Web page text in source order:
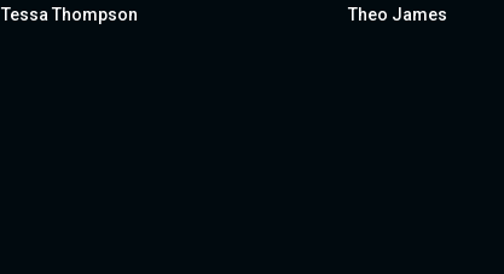
Tessa Thompson Theo James